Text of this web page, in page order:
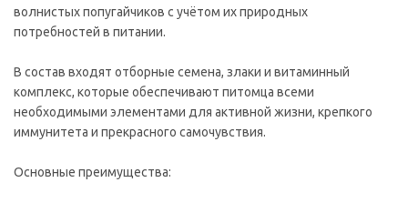
волнистых попугайчиков с учётом их природных
потребностей в питании.
В состав входят отборные семена, злаки и витаминный
комплекс, которые обеспечивают питомца всеми
необходимыми элементами для активной жизни, крепкого
иммунитета и прекрасного самочувствия.
Основные преимущества: